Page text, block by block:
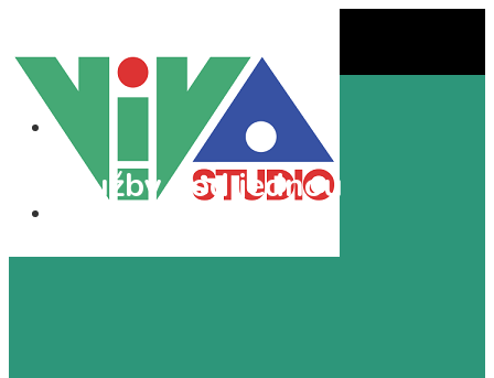
TV služby pod jednou
strechou